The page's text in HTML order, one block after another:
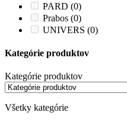
PARD (0)
Prabos (0)
UNIVERS (0)
Kategórie produktov
Kategórie produktov
Všetky kategórie